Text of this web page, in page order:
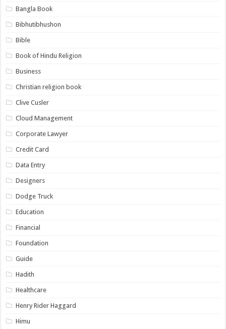
Bangla Book
Bibhutibhushon
Bible
Book of Hindu Religion
Business
Christian religion book
Clive Cusler
Cloud Management
Corporate Lawyer
Credit Card
Data Entry
Designers
Dodge Truck
Education
Financial
Foundation
Guide
Hadith
Healthcare
Henry Rider Haggard
Himu